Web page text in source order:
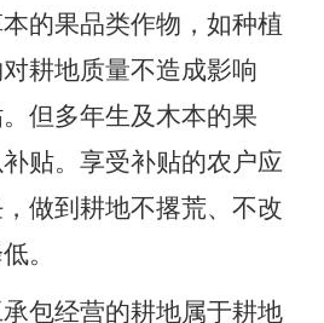
的果品类作物，如种植
耕地质量不造成影响
但多年生及木本的果
贴。享受补贴的农户应
做到耕地不撂荒、不改
。
包经营的耕地属于耕地